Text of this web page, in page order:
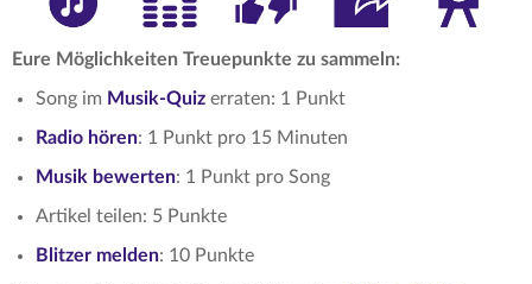
Eure Möglichkeiten Treuepunkte zu sammeln:
Song im Musik-Quiz erraten: 1 Punkt
Radio hören: 1 Punkt pro 15 Minuten
Musik bewerten: 1 Punkt pro Song
Artikel teilen: 5 Punkte
Blitzer melden: 10 Punkte